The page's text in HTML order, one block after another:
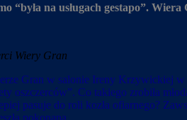
“była na usługach gestapo”.
Wiery Gran
Gran w salonie Ireny Krzywickiej
oszczerców”. Co takiego zrobiła
pasuje do roli kozła ofiarnego?
pokonana.